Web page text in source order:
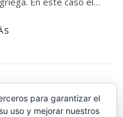
para garantizar el
uso y mejorar nuestros